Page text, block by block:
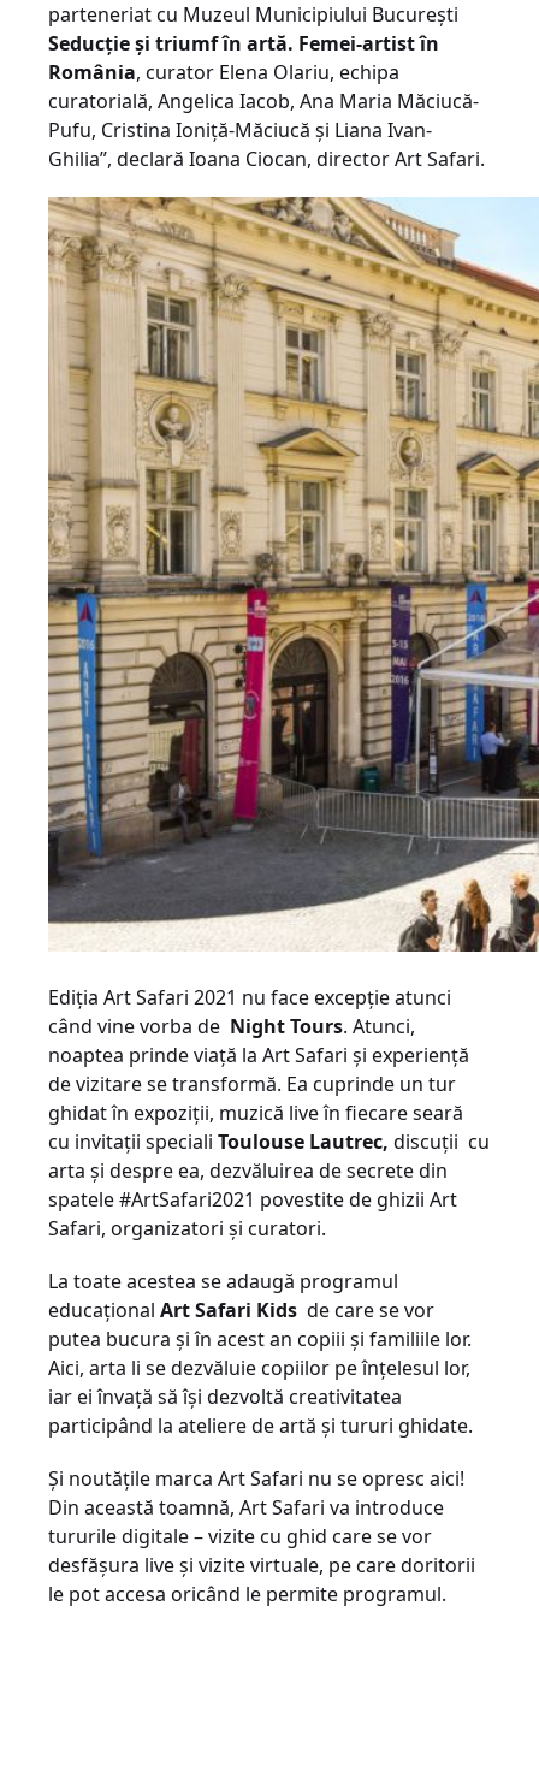
parteneriat cu Muzeul Municipiului București
Seducție și triumf în artă. Femei-artist în
România, curator Elena Olariu, echipa
curatorială, Angelica Iacob, Ana Maria Măciucă-
Pufu, Cristina Ioniță-Măciucă și Liana Ivan-
Ghilia”, declară Ioana Ciocan, director Art Safari.
Ediția Art Safari 2021 nu face excepție atunci
când vine vorba de Night Tours. Atunci,
noaptea prinde viață la Art Safari și experiență
de vizitare se transformă. Ea cuprinde un tur
ghidat în expoziții, muzică live în fiecare seară
cu invitații speciali Toulouse Lautrec, discuții cu
arta și despre ea, dezvăluirea de secrete din
spatele #ArtSafari2021 povestite de ghizii Art
Safari, organizatori și curatori.
La toate acestea se adaugă programul
educațional Art Safari Kids de care se vor
putea bucura și în acest an copiii și familiile lor.
Aici, arta li se dezvăluie copiilor pe înțelesul lor,
iar ei învață să își dezvoltă creativitatea
participând la ateliere de artă și tururi ghidate.
Și noutățile marca Art Safari nu se opresc aici!
Din această toamnă, Art Safari va introduce
tururile digitale – vizite cu ghid care se vor
desfășura live și vizite virtuale, pe care doritorii
le pot accesa oricând le permite programul.